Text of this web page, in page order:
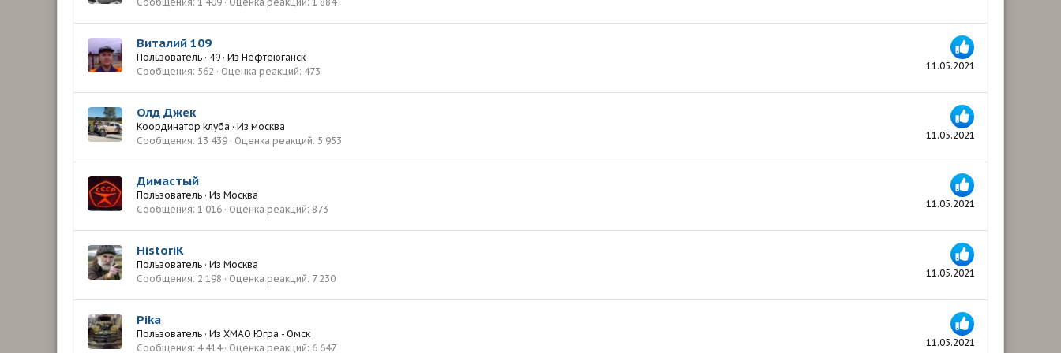
11.05.2021
Виталий 109
Пользователь · 49 · Из Нефтеюганск
Сообщения 562 Оценка реакций 473
11.05.2021
Олд Джек
Координатор клуба · Из москва
Сообщения 13 439 Оценка реакций 5 953
11.05.2021
Димастый
Пользователь · Из Москва
Сообщения 1 016 Оценка реакций 873
11.05.2021
HistoriK
Пользователь · Из Москва
Сообщения 2 198 Оценка реакций 7 230
11.05.2021
Pika
Пользователь · Из ХМАО Югра - Омск
Сообщения 4 414 Оценка реакций 6 647